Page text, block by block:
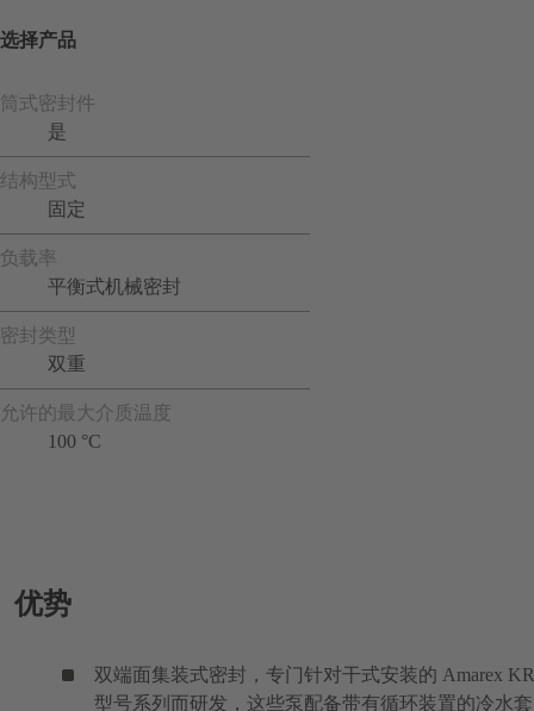
选择产品
筒式密封件
是
结构型式
固定
负载率
平衡式机械密封
密封类型
双重
允许的最大介质温度
100 °C
优势
双端面集装式密封，专门针对干式安装的 Amarex
型号系列而研发，这些泵配备带有循环装置的冷水